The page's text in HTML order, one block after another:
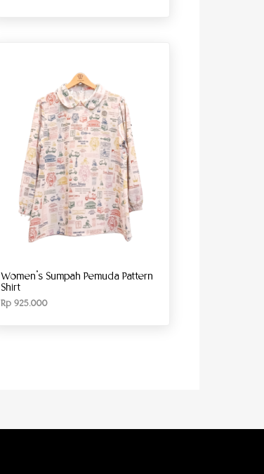
Women’s Sumpah Pemuda Pattern
Shirt
Rp 925.000